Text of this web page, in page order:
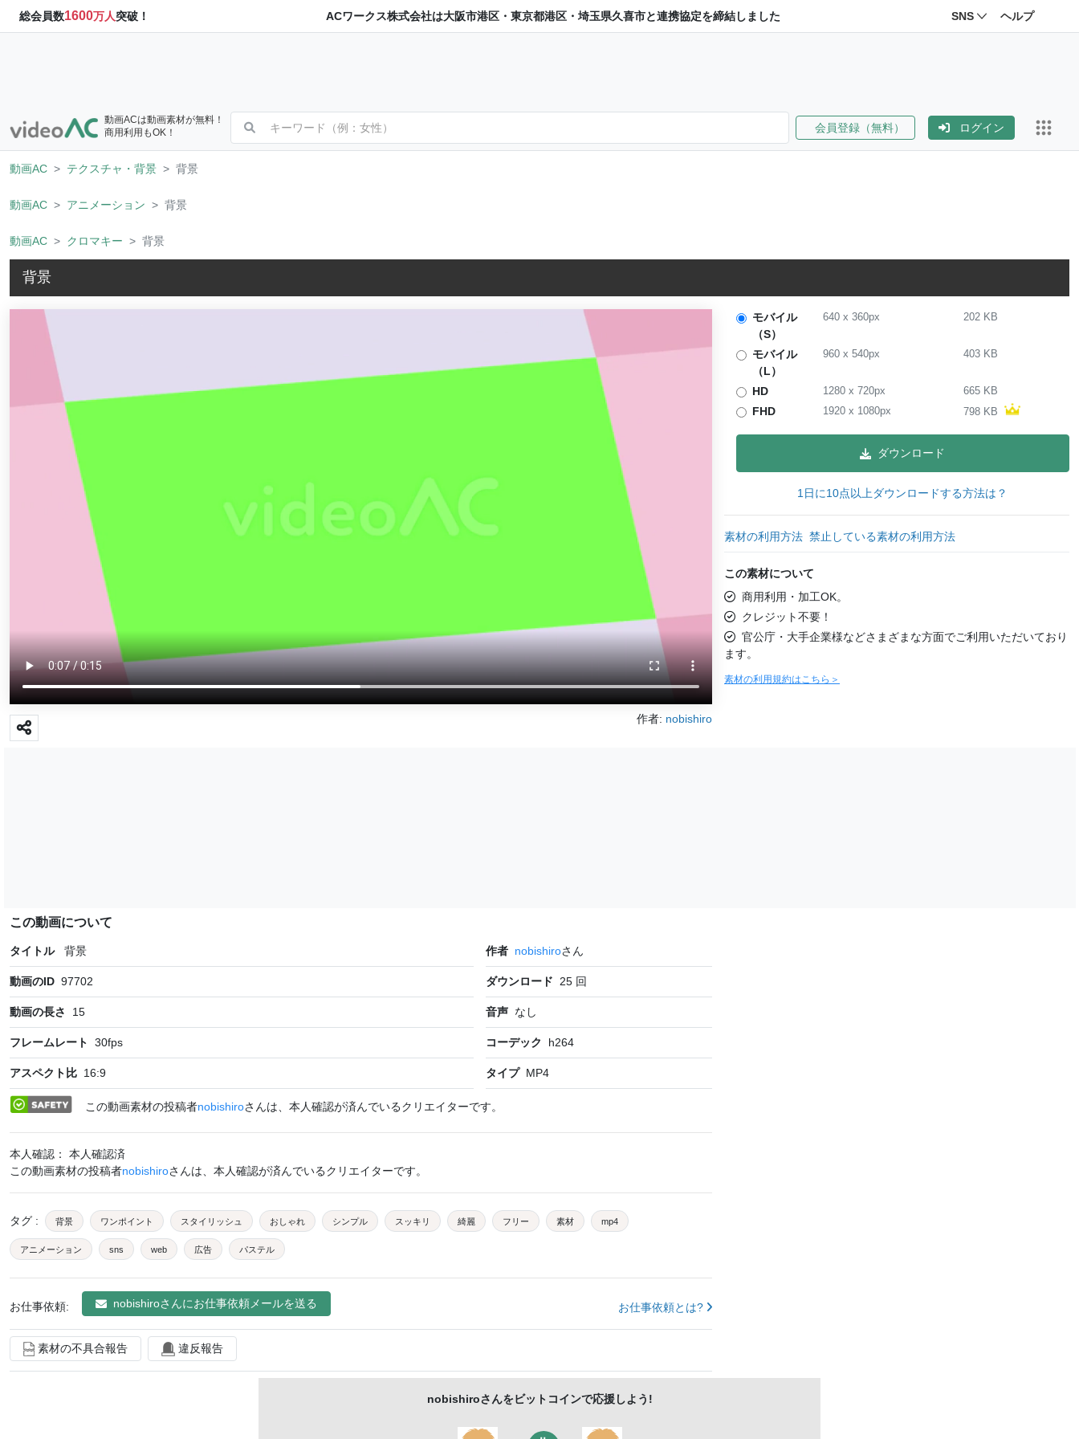
総会員数1600万人突破！ ACワークス株式会社は大阪市港区・東京都港区・埼玉県久喜市と連携協定を締結しました SNS ヘルプ
動画ACは動画素材が無料！
商用利用もOK！
会員登録（無料） ログイン
動画AC テクスチャ・背景 背景
動画AC アニメーション 背景
動画AC クロマキー 背景
背景
作者: nobishiro
モバイル
（S）
640x 360px 202 KB
モバイル
（L）
960x 540px 403 KB
HD 1280x 720px 665 KB
FHD 1920x 1080px 798 KB
ダウンロード
1日に10点以上ダウンロードする方法は？
素材の利用方法 禁止している素材の利用方法
この素材について
商用利用・加工OK。
クレジット不要！
官公庁・大手企業様などさまざまな方面でご利用いただいており
ます。
素材の利用規約はこちら＞
この動画について
タイトル 背景
動画のID 97702
動画の長さ 15
フレームレート 30fps
アスペクト比 16:9
作者 nobishiroさん
ダウンロード 25 回
音声 なし
コーデック h264
タイプ MP4
この動画素材の投稿者nobishiroさんは、本人確認が済んでいるクリエイターです。
本人確認： 本人確認済
この動画素材の投稿者nobishiroさんは、本人確認が済んでいるクリエイターです。
タグ : 背景 ワンポイント スタイリッシュ おしゃれ シンプル スッキリ 綺麗 フリー 素材 mp4
アニメーション sns web 広告 パステル
お仕事依頼: nobishiroさんにお仕事依頼メールを送る お仕事依頼とは?
素材の不具合報告 違反報告
nobishiroさんをビットコインで応援しよう!